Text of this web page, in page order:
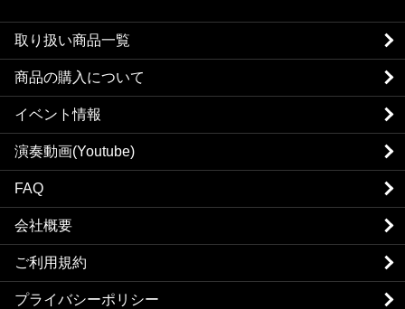
取り扱い商品一覧
商品の購入について
イベント情報
演奏動画(Youtube)
FAQ
会社概要
ご利用規約
プライバシーポリシー